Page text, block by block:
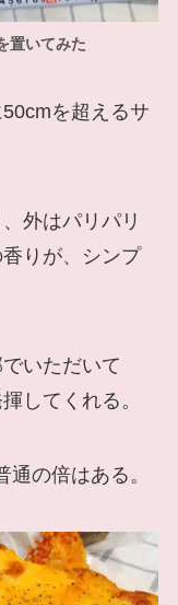
置いてみた
を超えるサ
外はパリパリ
りが、シンプ
いただいて
してくれる。
の倍はある。